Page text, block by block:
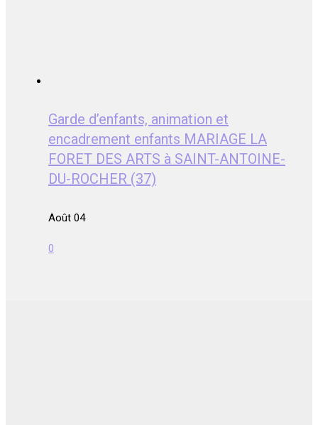
Garde d’enfants, animation et
encadrement enfants MARIAGE LA
FORET DES ARTS à SAINT-ANTOINE-
DU-ROCHER (37)
Août 04
0